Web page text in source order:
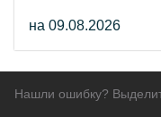
на 09.08.2026
Нашли ошибку?